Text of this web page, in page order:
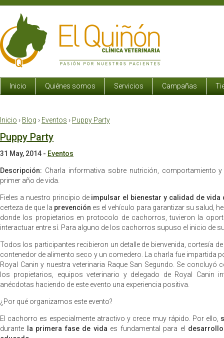
Inicio Quiénes somos Servicios Campañas
Inicio › Blog › Eventos › Puppy Party
Puppy Party
31 May, 2014 - Eventos
Descripción: Charla informativa sobre nutrición, comportamiento
primer año de vida.
Fieles a nuestro principio de impulsar el bienestar y calidad de vida
certeza de que la prevención es el vehículo para garantizar su salud,
donde los propietarios en protocolo de cachorros, tuvieron la
interactuar entre sí. Para alguno de los cachorros supuso el inicio de
Todos los participantes recibieron un detalle de bienvenida, cortesía
contenedor de alimento seco y un comedero. La charla fue impartida
Royal Canin y nuestra veterinaria Raque San Segundo. Se concluyó
los propietarios, equipos veterinario y delegado de Royal Canin
anécdotas haciendo de este evento una experiencia positiva.
¿Por qué organizamos este evento?
El cachorro es especialmente atractivo y crece muy rápido. Por ello,
durante
la primera fase de vidaes fundamental para el